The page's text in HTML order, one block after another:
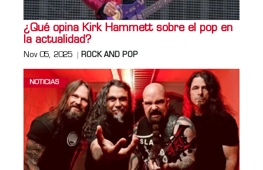
¿Qué opina Kirk Hammett sobre el pop en
la actualidad?
Nov 05, 2025 ROCK AND POP
NOTICIAS